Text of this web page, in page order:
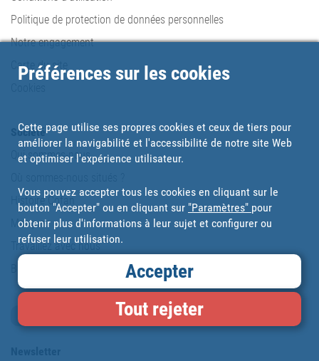
Politique de protection de données personnelles
Notre engagement
Carte du site
Société
Qui sommes-nous
Histoire Cofan
Marques
Travaillez avec nous
Préférences sur les cookies
Cette page utilise ses propres cookies et ceux de tiers pour
améliorer la navigabilité et l'accessibilité de notre site Web
et optimiser l'expérience utilisateur.
Vous pouvez accepter tous les cookies en cliquant sur le
bouton "Accepter" ou en cliquant sur "Paramètres" pour
obtenir plus d'informations à leur sujet et configurer ou
refuser leur utilisation.
Accepter
Tout rejeter